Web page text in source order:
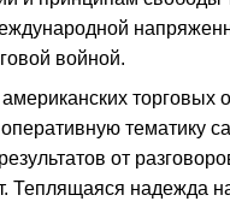
войной.
торговых
тематику
от
Теплящаяся надежда